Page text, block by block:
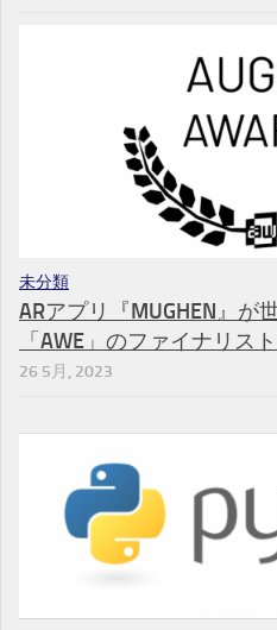
未分類
ARアプリ『MUGHEN』が
「AWE」のファイナリス
26 5月, 2023